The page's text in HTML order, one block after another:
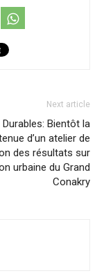
Next article
Durables: Bientôt la
d’un atelier de
des résultats sur
urbaine du Grand
Conakry